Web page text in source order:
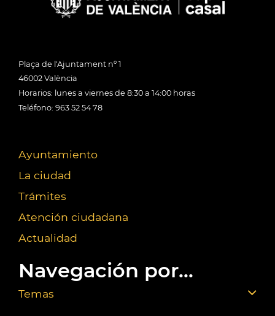
Plaça de l'Ajuntament nº 1
46002 València
Horarios: lunes a viernes de 8:30 a 14:00 horas
Teléfono: 963 52 54 78
Ayuntamiento
La ciudad
Trámites
Atención ciudadana
Actualidad
Navegación por...
Temas